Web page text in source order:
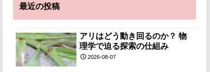
最近の投稿
アリはどう動き回るのか？ 物
理学で迫る探索の仕組み
2026-08-07